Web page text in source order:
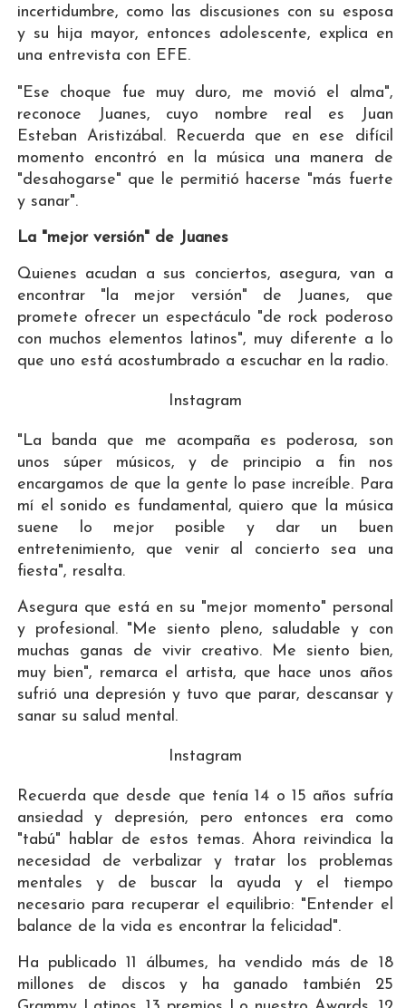
incertidumbre, como las discusiones con su esposa
y su hija mayor, entonces adolescente, explica en
una entrevista con EFE.
"Ese choque fue muy duro, me movió el alma",
reconoce Juanes, cuyo nombre real es Juan
Esteban Aristizábal. Recuerda que en ese difícil
momento encontró en la música una manera de
"desahogarse" que le permitió hacerse "más fuerte
y sanar".
La "mejor versión" de Juanes
Quienes acudan a sus conciertos, asegura, van a
encontrar "la mejor versión" de Juanes, que
promete ofrecer un espectáculo "de rock poderoso
con muchos elementos latinos", muy diferente a lo
que uno está acostumbrado a escuchar en la radio.
Instagram
"La banda que me acompaña es poderosa, son
unos súper músicos, y de principio a fin nos
encargamos de que la gente lo pase increíble. Para
mí el sonido es fundamental, quiero que la música
suene lo mejor posible y dar un buen
entretenimiento, que venir al concierto sea una
fiesta", resalta.
Asegura que está en su "mejor momento" personal
y profesional. "Me siento pleno, saludable y con
muchas ganas de vivir creativo. Me siento bien,
muy bien", remarca el artista, que hace unos años
sufrió una depresión y tuvo que parar, descansar y
sanar su salud mental.
Instagram
Recuerda que desde que tenía 14 o 15 años sufría
ansiedad y depresión, pero entonces era como
"tabú" hablar de estos temas. Ahora reivindica la
necesidad de verbalizar y tratar los problemas
mentales y de buscar la ayuda y el tiempo
necesario para recuperar el equilibrio: "Entender el
balance de la vida es encontrar la felicidad".
Ha publicado 11 álbumes, ha vendido más de 18
millones de discos y ha ganado también 25